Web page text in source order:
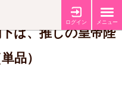
ログイン メニュー
は、推しの皇帝陛
品）